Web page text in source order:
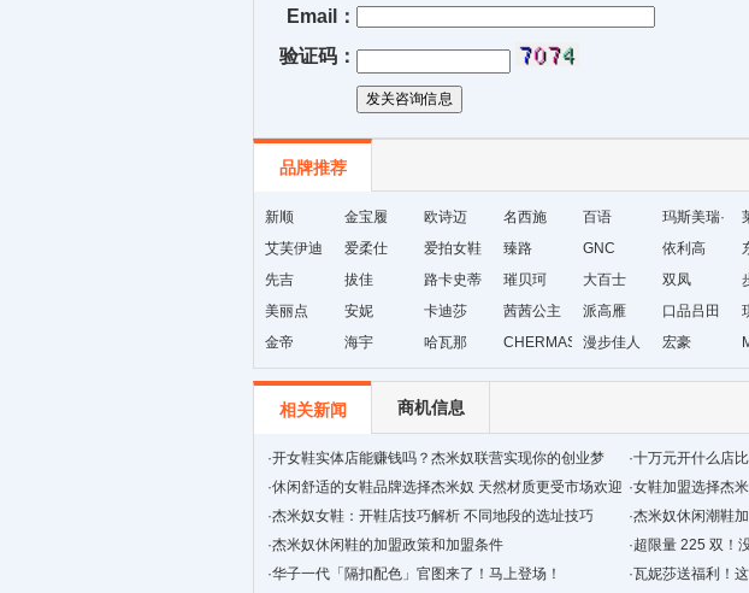
Email：
验证码：
品牌推荐
新顺 金宝履 欧诗迈 名西施 百语
玛斯美瑞·
琳
艾芙伊迪
爱柔仕 爱拍女鞋 臻路 GNC 依利高
先吉
拔佳
路卡史蒂
芙
璀贝珂 大百士 双凤
美丽点
安妮 卡迪莎 茜茜公主 派高雁 口品吕田
金帝
海宇 哈瓦那 CHERMAS&KAETH
漫步佳人 宏豪
相关新闻 商机信息
·开女鞋实体店能赚钱吗？杰米奴联营实现你的创业梦 ·十万元开什么店
·休闲舒适的女鞋品牌选择杰米奴 天然材质更受市场欢迎 ·女鞋加盟选择杰
势值得选择
·杰米奴女鞋：开鞋店技巧解析 不同地段的选址技巧 ·杰米奴休闲潮鞋
·杰米奴休闲鞋的加盟政策和加盟条件 ·超限量 225 双！
·华子一代「隔扣配色」官图来了！马上登场！ ·瓦妮莎送福利！